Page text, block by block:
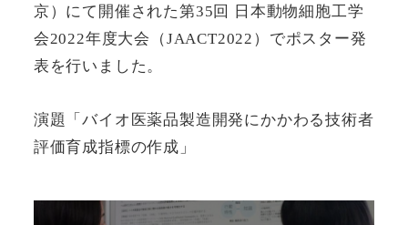
京）にて開催された第35回 日本動物細胞工学
会2022年度大会（JAACT2022）でポスター発
表を行いました。
演題「バイオ医薬品製造開発にかかわる技術者
評価育成指標の作成」